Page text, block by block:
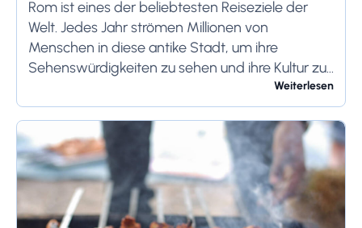
Rom reist
Rom ist eines der beliebtesten Reiseziele der
Welt. Jedes Jahr strömen Millionen von
Menschen in diese antike Stadt, um ihre
Sehenswürdigkeiten zu sehen und ihre Kultur zu
genießen. Wenn Sie demnächst einen Besuch in
Rom planen,...
Weiterlesen